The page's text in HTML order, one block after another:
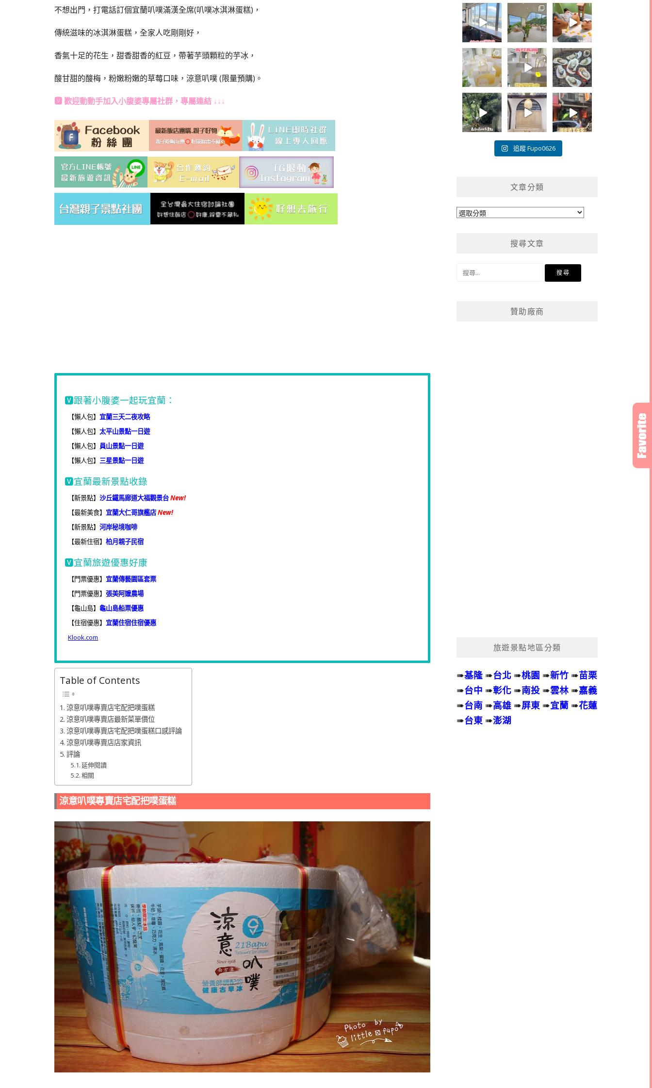
不想出門，打電話訂個宜蘭叭噗滿漢全席(叭噗冰淇淋蛋糕)，
傳統滋味的冰淇淋蛋糕，全家人吃剛剛好，
香氣十足的花生，甜香甜香的紅豆，帶著芋頭顆粒的芋冰，
酸甘甜的酸梅，粉嫩粉嫩的草莓口味，涼意叭噗 (限量預購)。
🆅 歡迎動動手加入小腹婆專屬社群 ，專屬連結 ↓↓↓
🆅跟著小腹婆一起玩宜蘭：
【懶人包】 宜蘭三天二夜攻略
【懶人包】 太平山景點一日遊
【懶人包】 員山景點一日遊
【懶人包】 三星景點一日遊
🆅宜蘭最新景點收錄
【新景點】 沙丘鐵馬廊道大福觀景台New!
【最新美食】 宜蘭大仁哥旗艦店New!
【新景點】 河岸秘境咖啡
【最新住宿】 柏月親子民宿
🆅宜蘭旅遊優惠好康
【門票優惠】 宜蘭傳藝園區套票
【門票優惠】 張美阿嬤農場
【龜山島】 龜山島船票優惠
【住宿優惠】 宜蘭住宿住宿優惠
Klook.com
Table of Contents
涼意叭噗專賣店宅配把噗蛋糕
涼意叭噗專賣店最新菜單價位
涼意叭噗專賣店宅配把噗蛋糕口感評論
涼意叭噗專賣店店家資訊
評論
延伸閱讀
相關
涼意叭噗專賣店宅配把噗蛋糕
追蹤 Fupo0626
文章分類
文
搜尋文章
贊助廠商
旅遊景點地區分類
➠基隆 ➠台北 ➠桃園 ➠新竹 ➠苗栗
➠台中 ➠彰化 ➠南投 ➠雲林 ➠嘉義
➠台南 ➠高雄 ➠屏東 ➠宜蘭 ➠花蓮
➠台東 ➠澎湖